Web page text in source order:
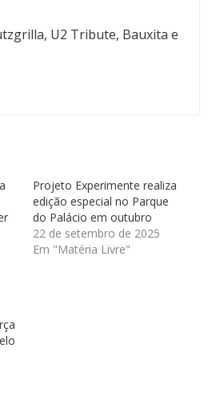
U2 Tribute, Bauxita e
Projeto Experimente realiza
edição especial no Parque
do Palácio em outubro
22 de setembro de 2025
Em "Matéria Livre"